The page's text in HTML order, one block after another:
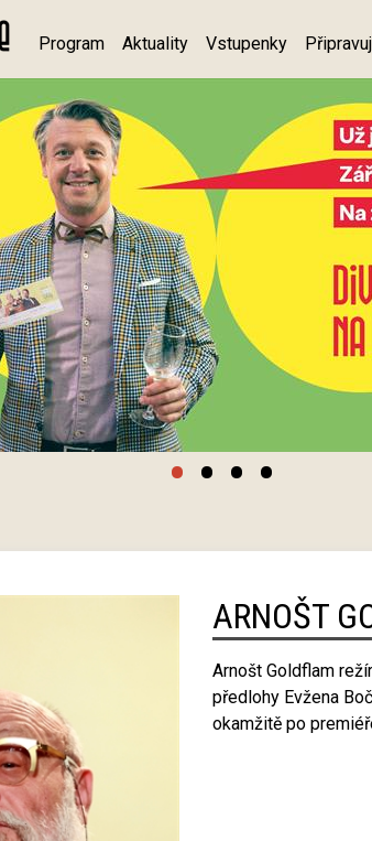
Program Aktuality Vstupenky
••••
ARNOŠT
Arnošt Goldflam
předlohy Evžena
okamžitě po